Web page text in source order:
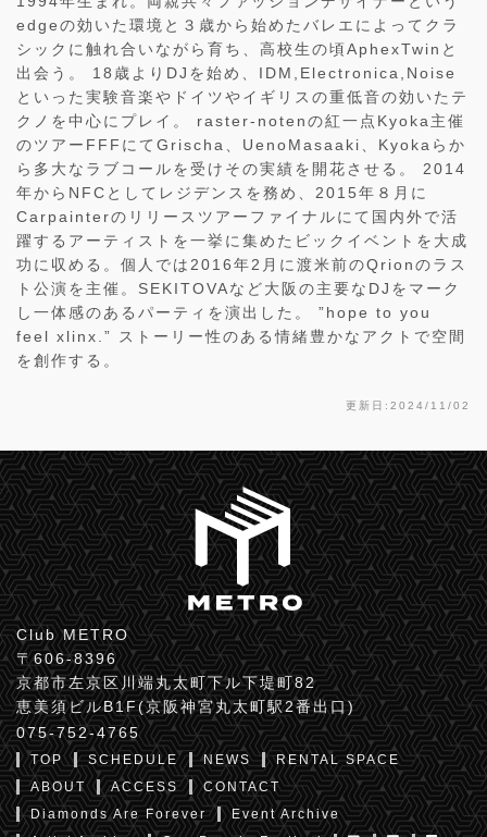
edgeの効いた環境と３歳から始めたバレエによってクラ
シックに触れ合いながら育ち、高校生の頃AphexTwinと
出会う。 18歳よりDJを始め、IDM,Electronica,Noise
といった実験音楽やドイツやイギリスの重低音の効いたテ
クノを中心にプレイ。 raster-notenの紅一点Kyoka主催
のツアーFFFにてGrischa、UenoMasaaki、Kyokaらか
ら多大なラブコールを受けその実績を開花させる。 2014
年からNFCとしてレジデンスを務め、2015年８月に
Carpainterのリリースツアーファイナルにて国内外で活
躍するアーティストを一挙に集めたビックイベントを大成
功に収める。個人では2016年2月に渡米前のQrionのラス
ト公演を主催。SEKITOVAなど大阪の主要なDJをマーク
し一体感のあるパーティを演出した。 ”hope to you
feel xlinx.” ストーリー性のある情緒豊かなアクトで空間
を創作する。
更新日:2024/11/02
Club METRO
〒606-8396
京都市左京区川端丸太町下ル下堤町82
恵美須ビルB1F(京阪神宮丸太町駅2番出口)
075-752-4765
TOP SCHEDULE NEWS
RENTAL SPACE
ABOUT
ACCESS
CONTACT
Diamonds Are Forever
Event Archive